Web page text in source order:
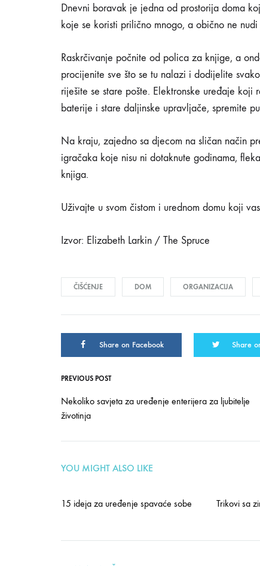
Dnevni boravak je jedna od prostorija doma
koje se koristi prilično mnogo, a obično ne
Raskrčivanje počnite od polica za knjige, a
procijenite sve što se tu nalazi i dodijelite
riješite se stare pošte. Elektronske uređaje
baterije i stare daljinske upravljače, spremite
Na kraju, zajedno sa djecom na sličan način
igračaka koje nisu ni dotaknute godinama,
knjiga.
Uživajte u svom čistom i urednom domu koji
Izvor: Elizabeth Larkin / The Spruce
ČIŠĆENJE DOM ORGANIZACIJA
Share on Facebook Share
Post
navigation
PREVIOUS POST
Nekoliko savjeta za uređenje enterijera za ljubitelje
životinja
YOU MIGHT ALSO LIKE
15 ideja za uređenje spavaće sobe Trikovi sa